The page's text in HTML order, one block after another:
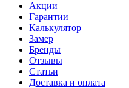
Акции
Гарантии
Калькулятор
Замер
Бренды
Отзывы
Статьи
Доставка и оплата